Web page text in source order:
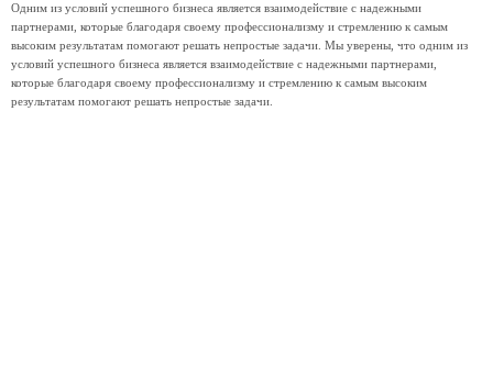
Одним из условий успешного бизнеса является взаимодействие с надежными
партнерами, которые благодаря своему профессионализму и стремлению к самым
высоким результатам помогают решать непростые задачи. Мы уверены, что одним из
условий успешного бизнеса является взаимодействие с надежными партнерами,
которые благодаря своему профессионализму и стремлению к самым высоким
результатам помогают решать непростые задачи.